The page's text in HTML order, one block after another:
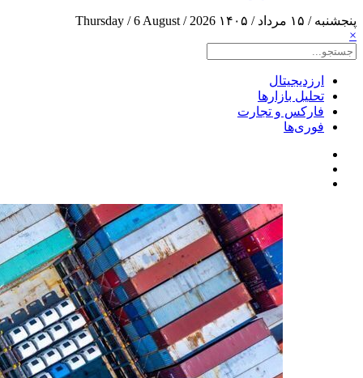
پنجشنبه / ۱۵ مرداد / ۱۴۰۵
Thursday / 6 August / 2026
×
ارزدیجیتال
تحلیل بازارها
فارکس و تجارت
فوری‌ها